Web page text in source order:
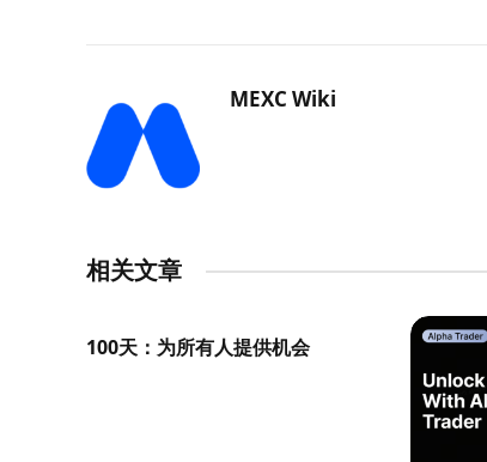
MEXC Wiki
相关文章
100天：为所有人提供机会